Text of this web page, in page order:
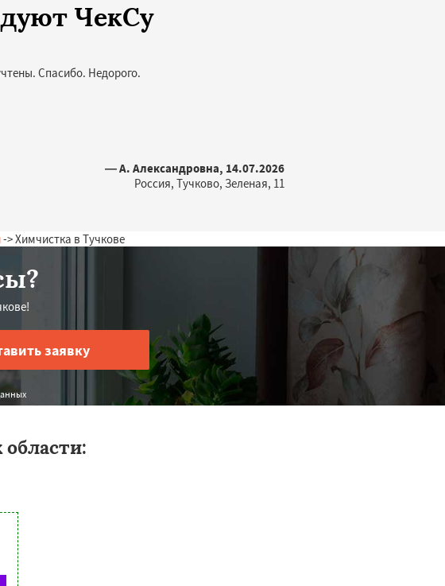
ЧекСу
Спасибо. Недорого.
— А. Александровна, 14.07.2026
Россия, Тучково, Зеленая, 11
-> Химчистка в Тучкове